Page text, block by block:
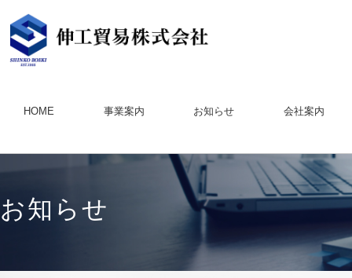
HOME 事業案内 お知らせ 会社案内
お知らせ